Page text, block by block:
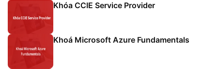
Khóa CCIE Service Provider
Khoá Microsoft Azure Fundamentals